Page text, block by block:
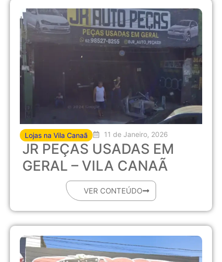
Lojas na Vila Canaã 11 de Janeiro, 2026
JR PEÇAS USADAS EM
GERAL – VILA CANAÃ
VER CONTEÚDO